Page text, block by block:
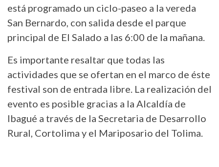
está programado un ciclo-paseo a la vereda
San Bernardo, con salida desde el parque
principal de El Salado a las 6:00 de la mañana.
Es importante resaltar que todas las
actividades que se ofertan en el marco de éste
festival son de entrada libre. La realización del
evento es posible gracias a la Alcaldía de
Ibagué a través de la Secretaria de Desarrollo
Rural, Cortolima y el Mariposario del Tolima.